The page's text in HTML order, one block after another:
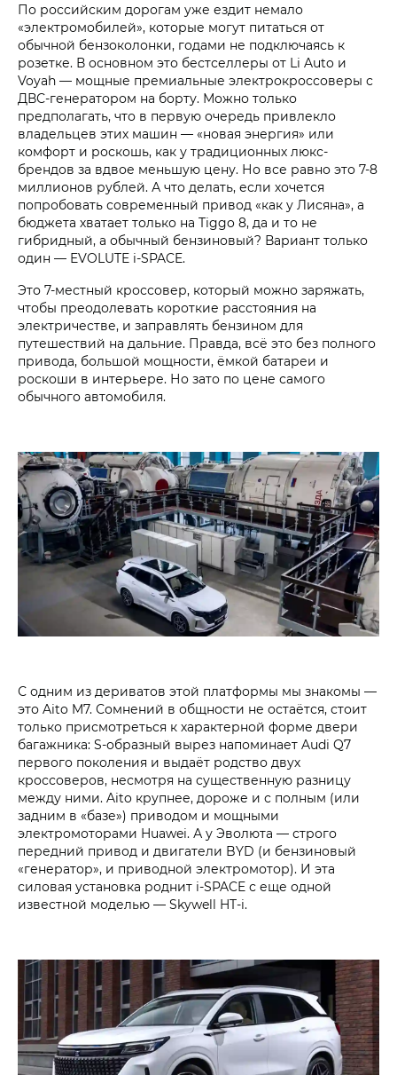
По российским дорогам уже ездит немало
«электромобилей», которые могут питаться от
обычной бензоколонки, годами не подключаясь к
розетке. В основном это бестселлеры от Li Auto и
Voyah — мощные премиальные электрокроссоверы с
ДВС-генератором на борту. Можно только
предполагать, что в первую очередь привлекло
владельцев этих машин — «новая энергия» или
комфорт и роскошь, как у традиционных люкс-
брендов за вдвое меньшую цену. Но все равно это 7-8
миллионов рублей. А что делать, если хочется
попробовать современный привод «как у Лисяна», а
бюджета хватает только на Tiggo 8, да и то не
гибридный, а обычный бензиновый? Вариант только
один — EVOLUTE i‑SPACE.
Это 7-местный кроссовер, который можно заряжать,
чтобы преодолевать короткие расстояния на
электричестве, и заправлять бензином для
путешествий на дальние. Правда, всё это без полного
привода, большой мощности, ёмкой батареи и
роскоши в интерьере. Но зато по цене самого
обычного автомобиля.
С одним из дериватов этой платформы мы знакомы —
это Aito M7. Сомнений в общности не остаётся, стоит
только присмотреться к характерной форме двери
багажника: S-образный вырез напоминает Audi Q7
первого поколения и выдаёт родство двух
кроссоверов, несмотря на существенную разницу
между ними. Aito крупнее, дороже и с полным (или
задним в «базе») приводом и мощными
электромоторами Huawei. А у Эволюта — строго
передний привод и двигатели BYD (и бензиновый
«генератор», и приводной электромотор). И эта
силовая установка роднит i‑SPACE с еще одной
известной моделью — Skywell HT-i.